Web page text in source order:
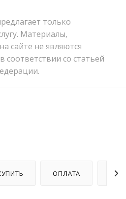
только
Материалы,
сайте не являются
соответствии со статьей
ОПЛАТА